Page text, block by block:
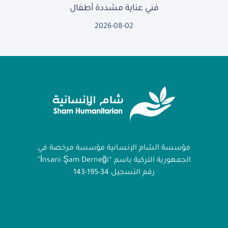
فني عناية مشددة أطفال
2026-08-02
مؤسسة الشام الإنسانية مؤسسة مرخصة في
الجمهورية التركية باسم “İnsani Şam Derneği”
رقم التسجيل 34-195-143